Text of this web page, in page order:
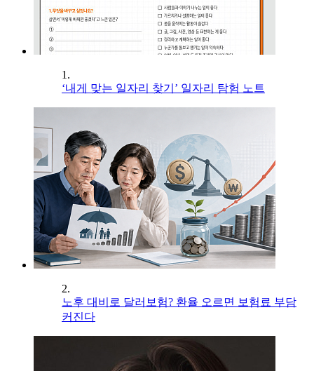
1.
‘내게 맞는 일자리 찾기’ 일자리 탐험 노트
2.
노후 대비로 달러보험? 환율 오르면 보험료 부담
커진다